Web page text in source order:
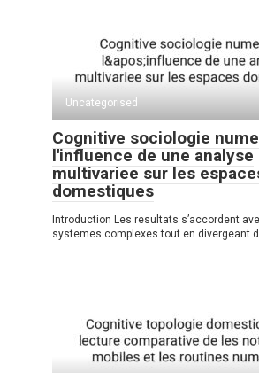
Uncategorised
Cognitive sociologie
l'influence de une analyse
multivariee sur les
domestiques
Introduction Les resultats s’accordent
systemes complexes tout en divergeant